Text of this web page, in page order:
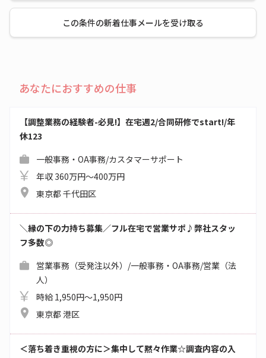
この条件の新着仕事メールを受け取る
あなたにおすすめの仕事
【調整業務の経験者-必見!】在宅週2/合同研修でstart!/年
休123
一般事務・OA事務/カスタマーサポート
年収 360万円～400万円
東京都 千代田区
＼縁の下の力持ち募集／フル在宅で営業サポ♪弊社スタッ
フ多数◎
営業事務（受発注以外）/一般事務・OA事務/営業（法
人）
時給 1,950円～1,950円
東京都 港区
＜落ち着き重視の方に＞集中して黙々作業☆調査内容の入